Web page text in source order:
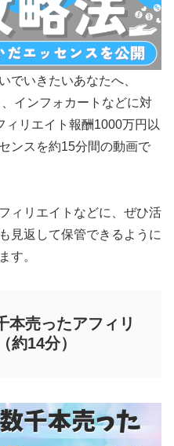
でいきたいあなたへ、
インフォカートなどに対
リエイト報酬1000万円以
ンスを約15分間の動画で
ィリエイトなどに、ぜひ活
見返して保管できるように
す。
本売ったアフィリ
約14分）